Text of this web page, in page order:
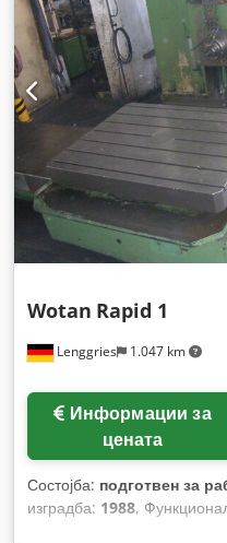
Lenggries 1.047 km
Wotan Rapid 1
цената
Состојба: подготвен за
изградба: 1988,
растојание на движење на